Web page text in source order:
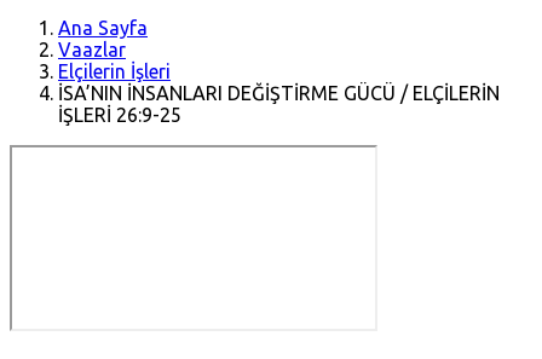
Ana Sayfa
Vaazlar
Elçilerin İşleri
İSA’NIN İNSANLARI DEĞİŞTİRME GÜCÜ / ELÇİLERİN
İŞLERİ 26:9-25